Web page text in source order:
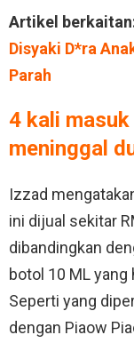
Artikel
Disyaki D*ra
Parah
4 kali
meninggal
Izzad
ini dijual sekitar
dibandingkan
botol 10 ML yang
Seperti yang
dengan Piaow